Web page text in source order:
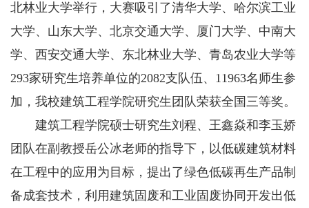
北林业大学举行，大赛吸引了清华大学、哈尔滨工业
大学、山东大学、北京交通大学、厦门大学、中南大
学、西安交通大学、东北林业大学、青岛农业大学等
293家研究生培养单位的2082支队伍、11963名师生参
加，我校建筑工程学院研究生团队荣获全国三等奖。
建筑工程学院硕士研究生刘程、王鑫焱和李玉娇
团队在副教授岳公冰老师的指导下，以低碳建筑材料
在工程中的应用为目标，提出了绿色低碳再生产品制
备成套技术，利用建筑固废和工业固废协同开发出低